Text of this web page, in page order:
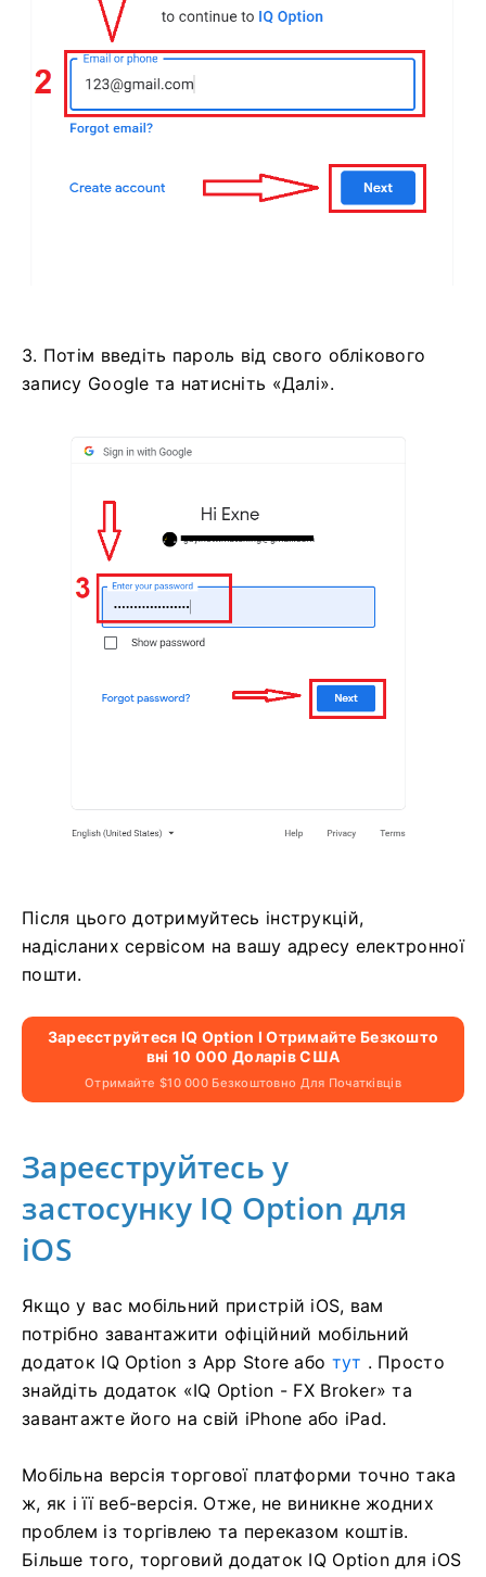
3. Потім введіть пароль від свого облікового
запису Google та натисніть «Далі».
Після цього дотримуйтесь інструкцій,
надісланих сервісом на вашу адресу електронної
пошти.
Зареєструйтеся IQ Option І Отримайте Безкошто
Вні 10 000 Доларів США
Отримайте $10 000 Безкоштовно Для Початківців
Зареєструйтесь у
застосунку IQ Option для
iOS
Якщо у вас мобільний пристрій iOS, вам
потрібно завантажити офіційний мобільний
додаток IQ Option з App Store або тут . Просто
знайдіть додаток «IQ Option - FX Broker» та
завантажте його на свій iPhone або iPad.
Мобільна версія торгової платформи точно така
ж, як і її веб-версія. Отже, не виникне жодних
проблем із торгівлею та переказом коштів.
Більше того, торговий додаток IQ Option для iOS